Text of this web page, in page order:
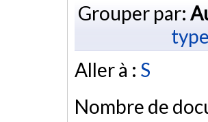
Grouper par:
Aller à : S
Nombre de